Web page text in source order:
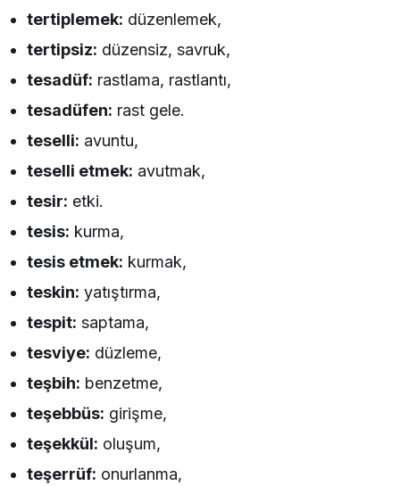
tertiplemek: düzenlemek,
tertipsiz: düzensiz, savruk,
tesadüf: rastlama, rastlantı,
tesadüfen: rast gele.
teselli: avuntu,
teselli etmek: avutmak,
tesir: etki.
tesis: kurma,
tesis etmek: kurmak,
teskin: yatıştırma,
tespit: saptama,
tesviye: düzleme,
teşbih: benzetme,
teşebbüs: girişme,
teşekkül: oluşum,
teşerrüf: onurlanma,